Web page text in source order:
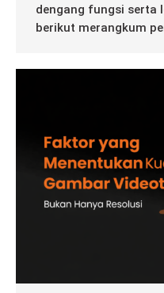
dengang fungsi serta
berikut merangkum